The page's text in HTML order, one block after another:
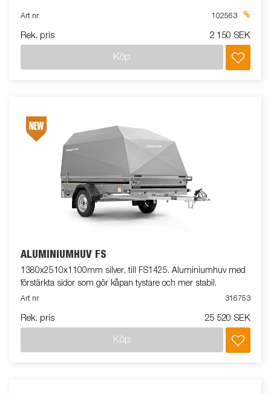
Art nr 102563
Rek. pris 2 150 SEK
Köp
ALUMINIUMHUV FS
1380x2510x1100mm silver, till FS1425. Aluminiumhuv med
förstärkta sidor som gör kåpan tystare och mer stabil.
Art nr 316753
Rek. pris 25 520 SEK
Köp